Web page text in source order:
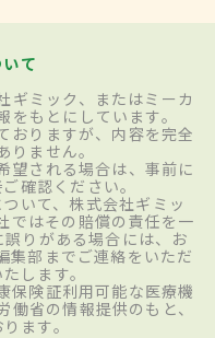
て
ギミック、またはミーカ
もとにしています。
おりますが、内容を完全
りません。
望される場合は、事前に
確認ください。
いて、株式会社ギミッ
ではその賠償の責任を一
りがある場合には、お
集部までご連絡をいただ
します。
保険証利用可能な医療機
省の情報提供のもと、
ます。